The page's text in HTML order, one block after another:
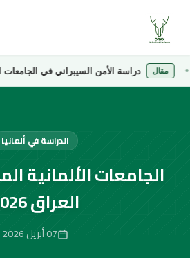
دراسة الأمن السيبراني في الجامعات
الدراسة في ألمانيا
الجامعات الألمانية
العراق 2026
07 أبريل 2026